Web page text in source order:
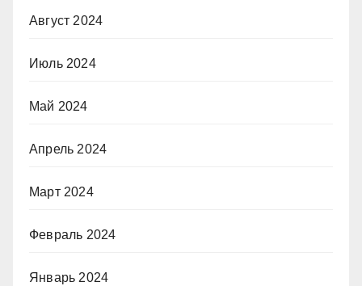
Август 2024
Июль 2024
Май 2024
Апрель 2024
Март 2024
Февраль 2024
Январь 2024